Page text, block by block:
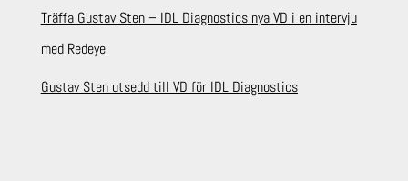
Träffa Gustav Sten – IDL Diagnostics nya VD i en intervju
med Redeye
Gustav Sten utsedd till VD för IDL Diagnostics